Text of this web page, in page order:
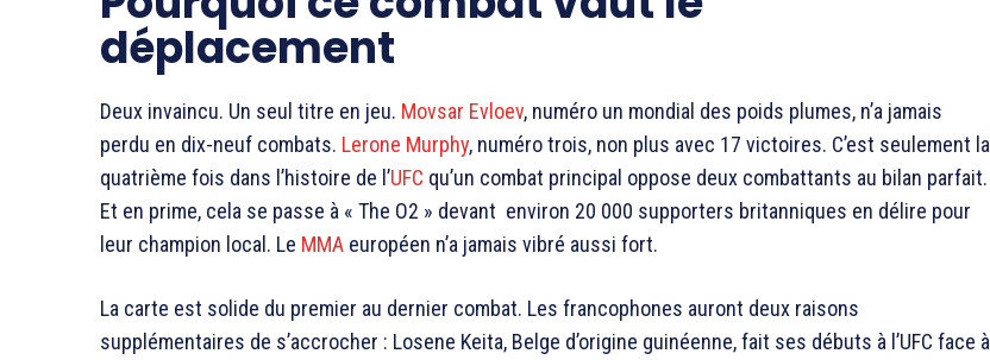
déplacement
Deux invaincu. Un seul titre en jeu. Movsar Evloev, numéro un mondial des poids plumes, n’a jamais
perdu en dix-neuf combats. Lerone Murphy, numéro trois, non plus avec 17 victoires. C’est seulement la
quatrième fois dans l’histoire de l’UFC qu’un combat principal oppose deux combattants au bilan parfait.
Et en prime, cela se passe à « The O2 » devant environ 20 000 supporters britanniques en délire pour
leur champion local. Le MMA européen n’a jamais vibré aussi fort.
La carte est solide du premier au dernier combat. Les francophones auront deux raisons
supplémentaires de s’accrocher : Losene Keita, Belge d’origine guinéenne, fait ses débuts à l’UFC face à